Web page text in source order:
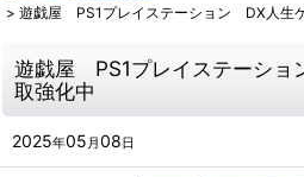
> 遊戯屋 PS1プレイステーション DX人生
遊戯屋 PS1プレイステーシ
取強化中
2025年05 月08日